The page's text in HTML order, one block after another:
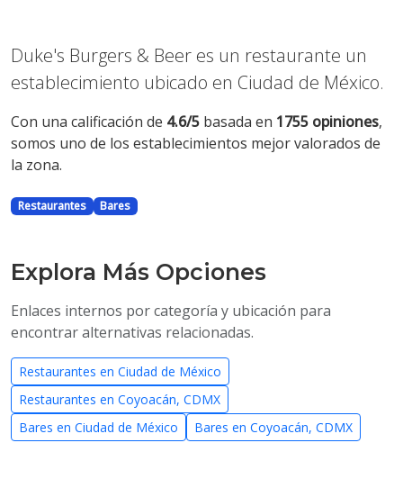
Duke's Burgers & Beer es un restaurante un
establecimiento ubicado en Ciudad de México.
Con una calificación de 4.6/5 basada en 1755 opiniones,
somos uno de los establecimientos mejor valorados de
la zona.
Restaurantes Bares
Explora Más Opciones
Enlaces internos por categoría y ubicación para
encontrar alternativas relacionadas.
Restaurantes en Ciudad de México
Restaurantes en Coyoacán, CDMX
Bares en Ciudad de México
Bares en Coyoacán, CDMX